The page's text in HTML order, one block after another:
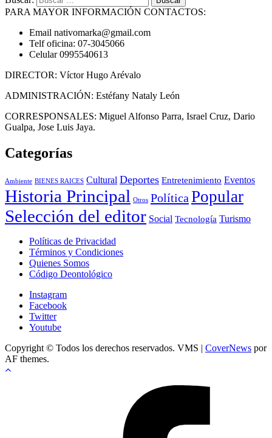
PARA MAYOR INFORMACIÓN CONTACTOS:
Email nativomarka@gmail.com
Telf oficina: 07-3045066
Celular 0995540613
DIRECTOR: Víctor Hugo Arévalo
ADMINISTRACIÓN: Estéfany Nataly León
CORRESPONSALES: Miguel Alfonso Parra, Israel Cruz, Dario
Gualpa, Jose Luis Jaya.
Categorías
Ambiente BIENES RAICES Cultural Deportes Entretenimiento Eventos
Historia Principal Otros Política Popular
Selección del editor Social Tecnología Turismo
Políticas de Privacidad
Términos y Condiciones
Quienes Somos
Código Deontológico
Instagram
Facebook
Twitter
Youtube
Copyright © Todos los derechos reservados. VMS | CoverNews por
AF themes.